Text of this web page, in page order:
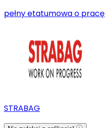
pełny etatumowa o pracę
STRABAG